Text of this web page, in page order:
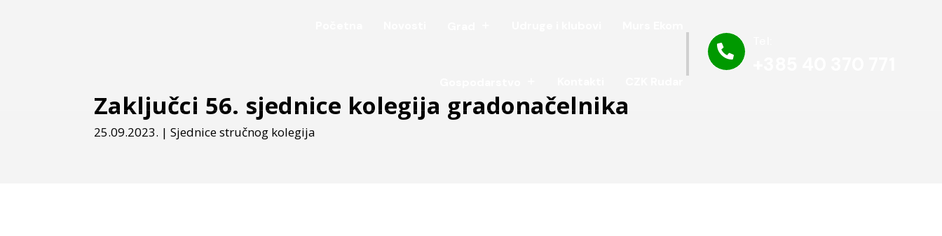

Zaključci 56. sjednice kolegija gradonačelnika
25.09.2023. |Sjednice stručnog kolegija